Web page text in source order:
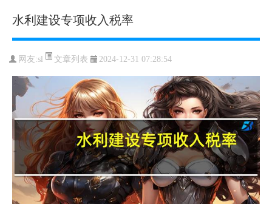
水利建设专项收入税率
网友:sl 文章列表 2024-12-31 07:28:54